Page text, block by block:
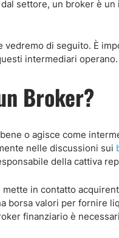
settore, un broker è
di seguito. È
intermediari operano.
Broker?
o agisce come
nelle discussioni sui
della cattiva
in contatto
borsa valori per fornire
finanziario è